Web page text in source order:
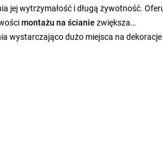
jej wytrzymałość i długą żywotność.
montażu na ścianie zwiększa
wystarczająco dużo miejsca na